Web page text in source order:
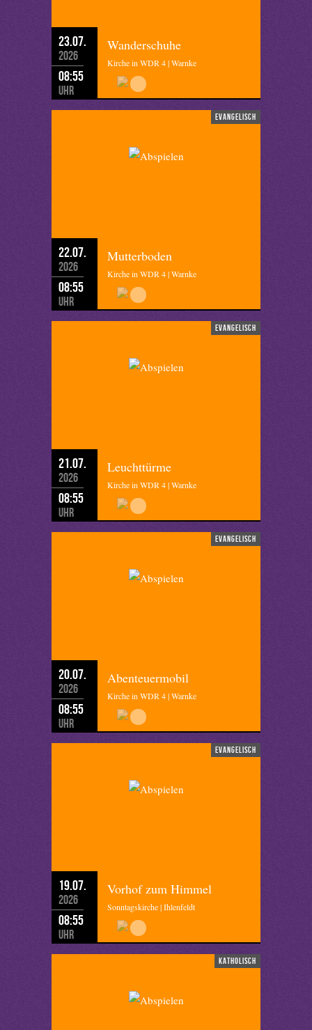
23.07.
2026
08:55
Uhr
Wanderschuhe
Kirche in WDR 4 | Warnke
evangelisch
22.07.
2026
08:55
Uhr
Mutterboden
Kirche in WDR 4 | Warnke
evangelisch
21.07.
2026
08:55
Uhr
Leuchttürme
Kirche in WDR 4 | Warnke
evangelisch
20.07.
2026
08:55
Uhr
Abenteuermobil
Kirche in WDR 4 | Warnke
evangelisch
19.07.
2026
08:55
Uhr
Vorhof zum Himmel
Sonntagskirche | Ihlenfeldt
katholisch